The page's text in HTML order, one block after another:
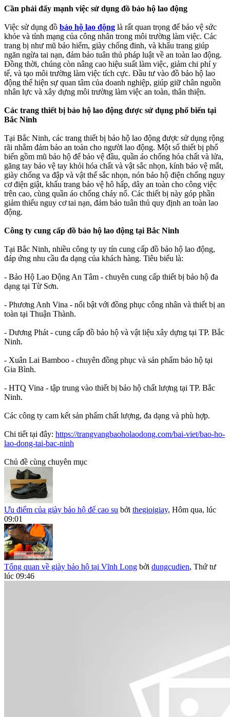
Cần phải đẩy mạnh việc sử dụng đồ bảo hộ lao động
Việc sử dụng đồ bảo hộ lao động là rất quan trọng để bảo vệ sức
khỏe và tính mạng của công nhân trong môi trường làm việc. Các
trang bị như mũ bảo hiểm, giày chống đinh, và khẩu trang giúp
ngăn ngừa tai nạn, đảm bảo tuân thủ pháp luật về an toàn lao động.
Đồng thời, chúng còn nâng cao hiệu suất làm việc, giảm chi phí y
tế, và tạo môi trường làm việc tích cực. Đầu tư vào đồ bảo hộ lao
động thể hiện sự quan tâm của doanh nghiệp, giúp giữ chân nguồn
nhân lực và xây dựng môi trường làm việc an toàn, thân thiện.
Các trang thiết bị bảo hộ lao động được sử dụng phổ biến tại
Bắc Ninh
Tại Bắc Ninh, các trang thiết bị bảo hộ lao động được sử dụng rộng
rãi nhằm đảm bảo an toàn cho người lao động. Một số thiết bị phổ
biến gồm mũ bảo hộ để bảo vệ đầu, quần áo chống hóa chất và lửa,
găng tay bảo vệ tay khỏi hóa chất và vật sắc nhọn, kính bảo vệ mắt,
giày chống va đập và vật thể sắc nhọn, nón bảo hộ điện chống nguy
cơ điện giật, khẩu trang bảo vệ hô hấp, dây an toàn cho công việc
trên cao, cùng quần áo chống cháy nổ. Các thiết bị này góp phần
giảm thiểu nguy cơ tai nạn, đảm bảo tuân thủ quy định an toàn lao
động.
Công ty cung cấp đồ bảo hộ lao động tại Bắc Ninh
Tại Bắc Ninh, nhiều công ty uy tín cung cấp đồ bảo hộ lao động,
đáp ứng nhu cầu đa dạng của khách hàng. Tiêu biểu là:
- Bảo Hộ Lao Động An Tâm - chuyên cung cấp thiết bị bảo hộ đa
dạng tại Từ Sơn.
- Phương Anh Vina - nổi bật với đồng phục công nhân và thiết bị an
toàn tại Thuận Thành.
- Dương Phát - cung cấp đồ bảo hộ và vật liệu xây dựng tại TP. Bắc
Ninh.
- Xuân Lai Bamboo - chuyên đồng phục và sản phẩm bảo hộ tại
Gia Bình.
- HTQ Vina - tập trung vào thiết bị bảo hộ chất lượng tại TP. Bắc
Ninh.
Các công ty cam kết sản phẩm chất lượng, đa dạng và phù hợp.
Chi tiết tại đây: https://trangvangbaoholaodong.com/bai-viet/bao-ho-
lao-dong-tai-bac-ninh
Chủ đề cùng chuyên mục
Ưu điểm của giày bảo hộ đế cao su bởi thegioigiay, Hôm qua, lúc
09:01
Tổng quan về giày bảo hộ tại Vĩnh Long bởi dungcudien, Thứ tư
lúc 09:46